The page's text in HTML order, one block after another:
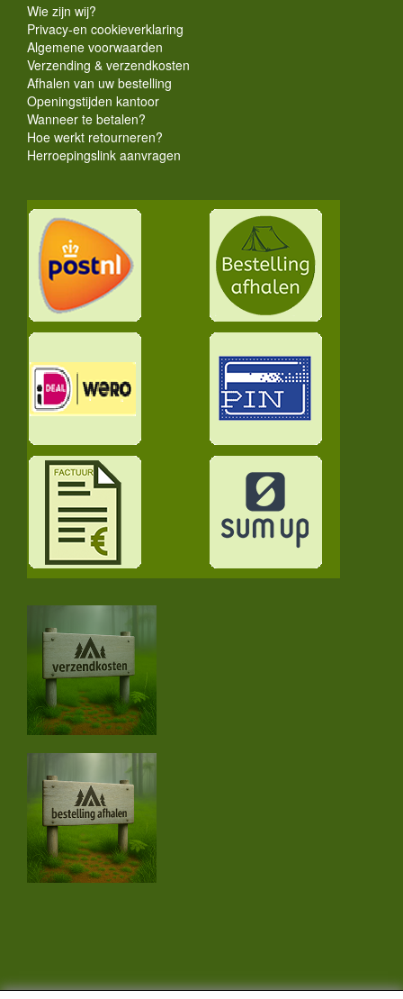
Wie zijn wij?
Privacy-en cookieverklaring
Algemene voorwaarden
Verzending & verzendkosten
Afhalen van uw bestelling
Openingstijden kantoor
Wanneer te betalen?
Hoe werkt retourneren?
Herroepingslink aanvragen